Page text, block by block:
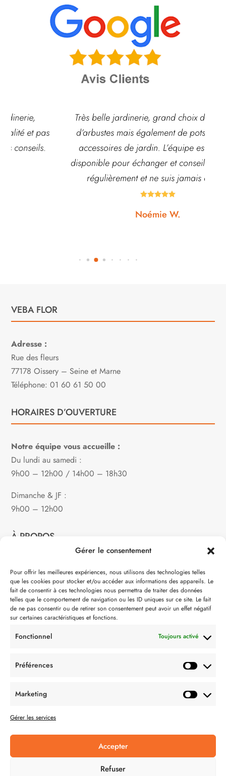
Gérer le consentement
Pour offrir les meilleures expériences, nous utilisons des technologies telles
que les cookies pour stocker et/ou accéder aux informations des appareils. Le
fait de consentir à ces technologies nous permettra de traiter des données
telles que le comportement de navigation ou les ID uniques sur ce site. Le fait
de ne pas consentir ou de retirer son consentement peut avoir un effet négatif
sur certaines caractéristiques et fonctions.
Fonctionnel Toujours activé
Préférences
Marketing
Gérer les services
Accepter
Refuser
Très belle jardinerie, grand choix de fleurs et
d’arbustes mais également de pots ou autre
accessoires de jardin. L’équipe est souvent
disponible pour échanger et conseiller. J’y vais
régulièrement et ne suis jamais déçue.
VEBA FLOR
Adresse :
Rue des fleurs
77178 Oissery – Seine et Marne
Téléphone: 01 60 61 50 00
HORAIRES D’OUVERTURE
Notre équipe vous accueille :
Du lundi au samedi :
9h00 – 12h00 / 14h00 – 18h30
Dimanche & JF :
9h00 – 12h00
À PROPOS
Notre philosophie
Contact
Partenaire de:
CONDITION GÉNÉRALES DE VENTES